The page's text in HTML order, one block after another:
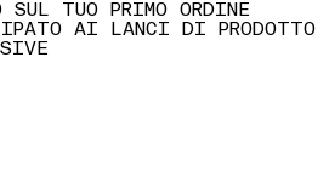
SUL TUO PRIMO ORDINE
AI LANCI DI PRODOTTO